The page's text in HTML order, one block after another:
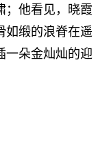
他看见，晓霞
如缎的浪脊在遥
一朵金灿灿的迎